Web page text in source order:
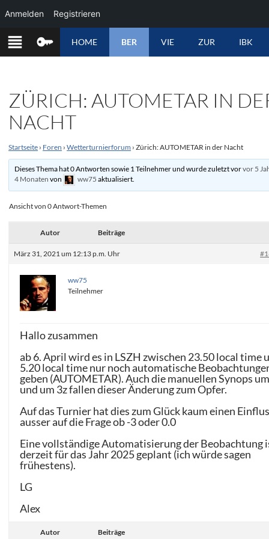
ZUM
INHALT
HOME BER VIE ZUR IBK
ZÜRICH: AUTOMETAR IN
NACHT
Startseite › Foren › Wetterturnierforum › Zürich: AUTOMETAR in der Nacht
Dieses Thema hat 0 Antworten sowie 1 Teilnehmer und wurde zuletzt vorvor 5
4 Monaten von ww75 aktualisiert.
Ansicht von 0 Antwort-Themen
Autor Beiträge
März 31, 2021 um 12:13 p.m. Uhr
ww75
Teilnehmer
Hallo zusammen
ab 6. April wird es in LSZH zwischen 23.50 local time
5.20 local time nur noch automatische
geben (AUTOMETAR). Auch die manuellen Synops
und um 3z fallen dieser Änderung zum Opfer.
Auf das Turnier hat dies zum Glück kaum einen
ausser auf die Frage ob -3 oder 0.0
Eine vollständige Automatisierung der Beobachtung
derzeit für das Jahr 2025 geplant (ich würde sagen
frühestens).
LG
Alex
Autor Beiträge
Anmelden Registrieren